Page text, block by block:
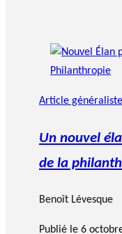
Article généraliste
Un nouvel
de la
Benoît Lévesque
Publié le 6